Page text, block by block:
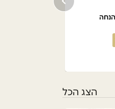
הצג הכל